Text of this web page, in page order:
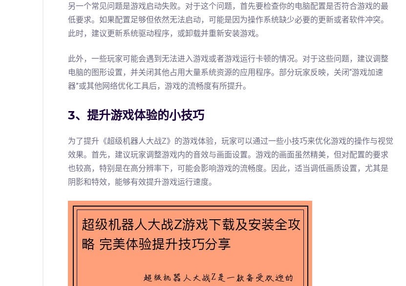
另一个常见问题是游戏启动失败。对于这个问题，首先要检查你的电脑配置是否符合游戏的最
低要求。如果配置足够但依然无法启动，可能是因为操作系统缺少必要的更新或者软件冲突。
此时，建议更新系统驱动程序，或卸载并重新安装游戏。
此外，一些玩家可能会遇到无法进入游戏或者游戏运行卡顿的情况。对于这些问题，建议调整
电脑的图形设置，并关闭其他占用大量系统资源的应用程序。部分玩家反映，关闭“游戏加速
器”或其他网络优化工具后，游戏的流畅度有所提升。
3、提升游戏体验的小技巧
为了提升《超级机器人大战Z》的游戏体验，玩家可以通过一些小技巧来优化游戏的操作与视觉
效果。首先，建议玩家调整游戏内的音效与画面设置。游戏的画面虽然精美，但对配置的要求
也较高，特别是在高分辨率下，可能会影响游戏的流畅度。因此，适当调低画质设置，尤其是
阴影和特效，能够有效提升游戏运行速度。